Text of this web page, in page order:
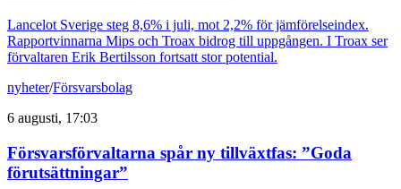
Lancelot Sverige steg 8,6% i juli, mot 2,2% för jämförelseindex.
Rapportvinnarna Mips och Troax bidrog till uppgången. I Troax ser
förvaltaren Erik Bertilsson fortsatt stor potential.
nyheter/Försvarsbolag
6 augusti, 17:03
Försvarsförvaltarna spår ny tillväxtfas: ”Goda
förutsättningar”